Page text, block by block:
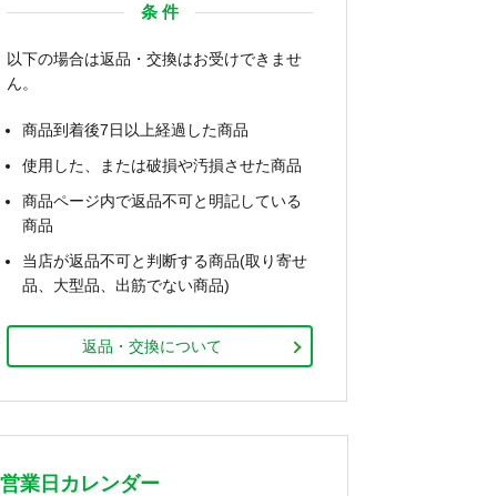
条 件
以下の場合は返品・交換はお受けできませ
ん。
商品到着後7日以上経過した商品
使用した、または破損や汚損させた商品
商品ページ内で返品不可と明記している
商品
当店が返品不可と判断する商品(取り寄せ
品、大型品、出筋でない商品)
返品・交換について
営業日カレンダー